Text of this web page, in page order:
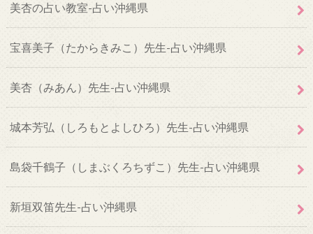
美杏の占い教室-占い沖縄県
宝喜美子（たからきみこ）先生-占い沖縄県
美杏（みあん）先生-占い沖縄県
城本芳弘（しろもとよしひろ）先生-占い沖縄県
島袋千鶴子（しまぶくろちずこ）先生-占い沖縄県
新垣双笛先生-占い沖縄県